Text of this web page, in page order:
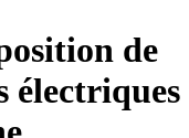
de
électriques